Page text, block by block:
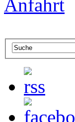
Anfahrt